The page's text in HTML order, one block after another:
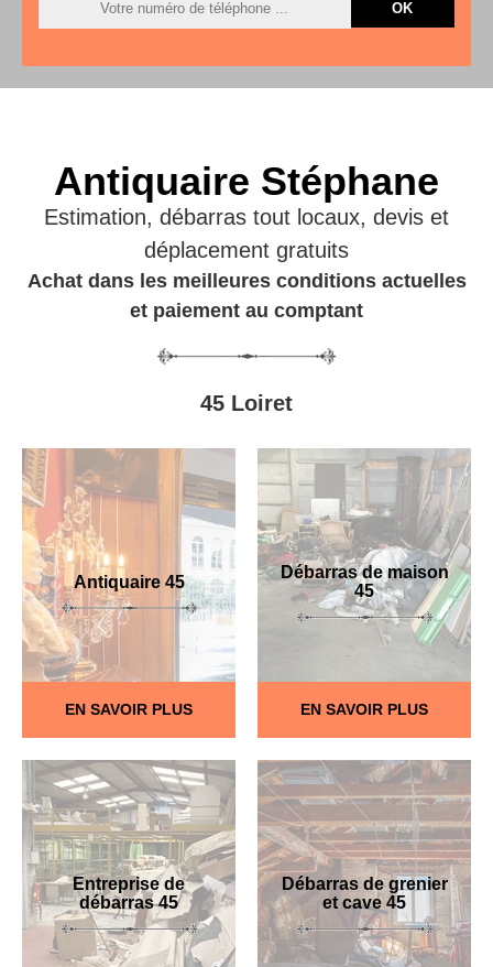
Antiquaire Stéphane
Estimation, débarras tout locaux, devis et
déplacement gratuits
Achat dans les meilleures conditions actuelles
et paiement au comptant
45 Loiret
Antiquaire 45
EN SAVOIR PLUS
Débarras de maison
45
EN SAVOIR PLUS
Entreprise de
débarras 45
Débarras de grenier
et cave 45